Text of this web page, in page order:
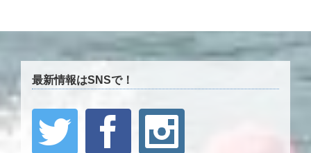
最新情報はSNSで！